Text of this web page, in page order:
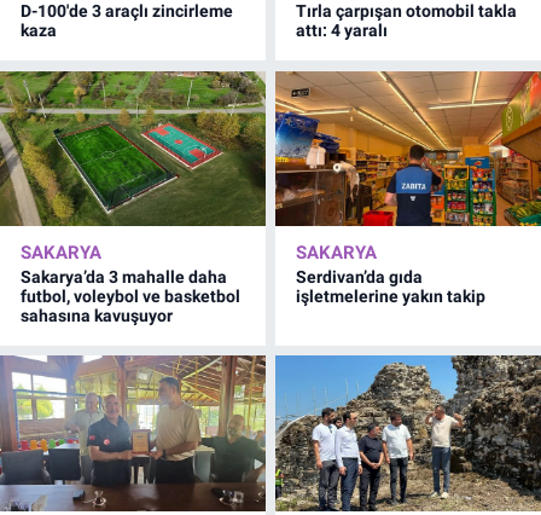
D-100'de 3 araçlı zincirleme
kaza
Tırla çarpışan otomobil takla
attı: 4 yaralı
SAKARYA
Sakarya’da 3 mahalle daha
futbol, voleybol ve basketbol
sahasına kavuşuyor
SAKARYA
Serdivan’da gıda
işletmelerine yakın takip